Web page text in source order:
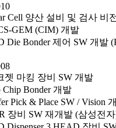
Cell 양산 설비 및 검사 비
GEM (CIM) 개발
Die Bonder 제어 SW 개발
젯 마킹 장비 SW 개발
Chip Bonder 개발
Pick & Place SW / Vision
장비 SW 재개발 (삼성전